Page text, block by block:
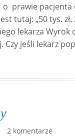
o prawie
tutaj: „50 tys. zł.
lekarza Wyrok
Czy jeśli lekarz
2 komentarze